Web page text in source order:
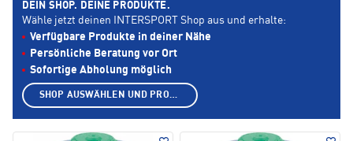
DEIN SHOP. DEINE PRODUKTE.
Wähle jetzt deinen INTERSPORT Shop aus und erhalte:
Verfügbare Produkte in deiner Nähe
Persönliche Beratung vor Ort
Sofortige Abholung möglich
SHOP AUSWÄHLEN UND PRODUKTE ANZEIGEN